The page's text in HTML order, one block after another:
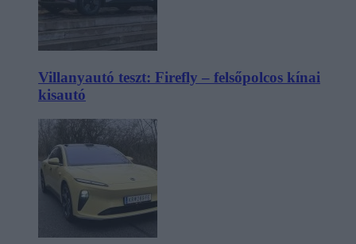
Villanyautó teszt: Firefly – felsőpolcos kínai
kisautó